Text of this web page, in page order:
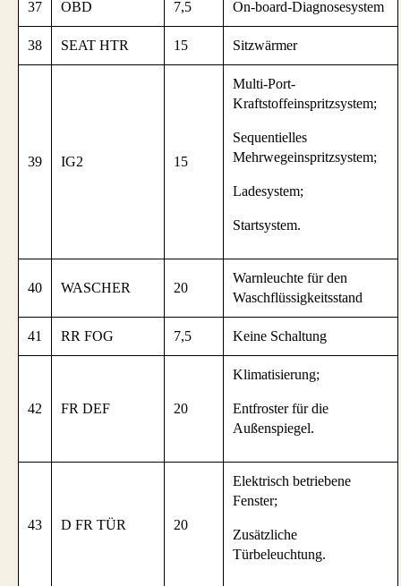
37 OBD 7,5 On-board-Diagnosesystem
38 SEAT HTR 15 Sitzwärmer
39 IG2 15
Multi-Port-
Kraftstoffeinspritzsystem;
Sequentielles
Mehrwegeinspritzsystem;
Ladesystem;
Startsystem.
40 WASCHER 20
Warnleuchte für den
Waschflüssigkeitsstand
41 RR FOG 7,5 Keine Schaltung
42 FR DEF 20
Klimatisierung;
Entfroster für die
Außenspiegel.
43 D FR TÜR 20
Elektrisch betriebene
Fenster;
Zusätzliche
Türbeleuchtung.